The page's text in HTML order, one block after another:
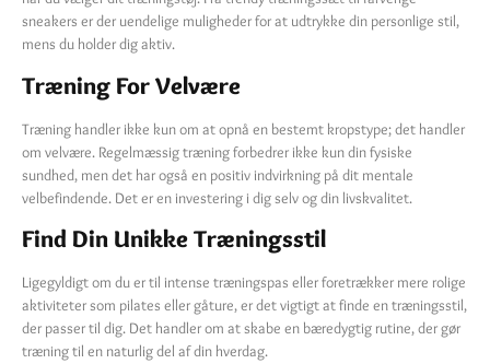
sneakers er der uendelige muligheder for at udtrykke din personlige stil,
mens du holder dig aktiv.
Træning For Velvære
Træning handler ikke kun om at opnå en bestemt kropstype; det handler
om velvære. Regelmæssig træning forbedrer ikke kun din fysiske
sundhed, men det har også en positiv indvirkning på dit mentale
velbefindende. Det er en investering i dig selv og din livskvalitet.
Find Din Unikke Træningsstil
Ligegyldigt om du er til intense træningspas eller foretrækker mere rolige
aktiviteter som pilates eller gåture, er det vigtigt at finde en træningsstil,
der passer til dig. Det handler om at skabe en bæredygtig rutine, der gør
træning til en naturlig del af din hverdag.